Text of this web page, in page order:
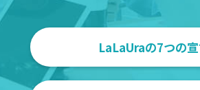
LaLaUraの7つの